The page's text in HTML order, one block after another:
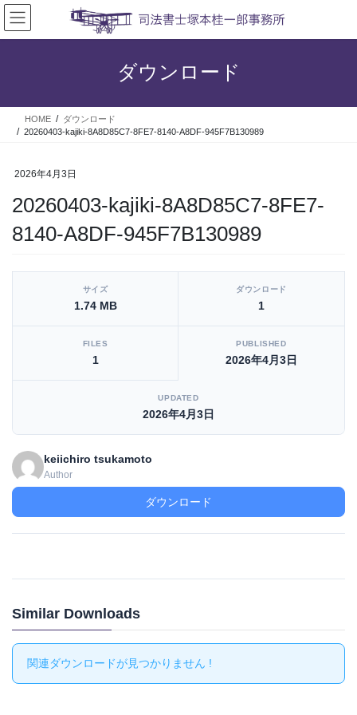
コ
ン
テ
ス
ナ
ビ
ゲ
ン
ダウンロード
HOME
ダウンロード
20260403-kajiki-8A8D85C7-8FE7-8140-A8DF-945F7B130989
2026年4月3日
20260403-kajiki-8A8D85C7-8FE7-
8140-A8DF-945F7B130989
[video_player_1200x800]
サイズ
1.74 MB
ダウンロード
1
FILES
1
PUBLISHED
2026年4月3日
UPDATED
2026年4月3日
keiichiro tsukamoto
Author
ダウンロード
Similar Downloads
関連ダウンロードが見つかりません !